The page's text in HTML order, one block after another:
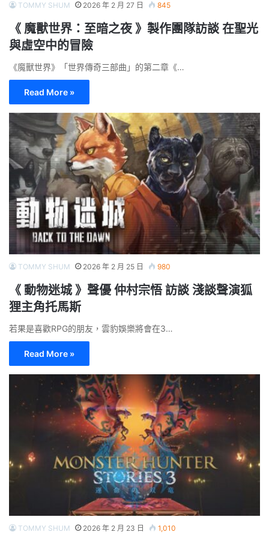
TOMMY SHUM 2026 年 2 月 27 日 845
《 魔獸世界：至暗之夜 》製作團隊訪談 在聖光
與虛空中的冒險
《魔獸世界》「世界傳奇三部曲」的第二章《…
Read More »
TOMMY SHUM 2026 年 2 月 25 日 980
《 動物迷城 》聲優 仲村宗悟 訪談 淺談聲演狐
狸主角托馬斯
若果是喜歡RPG的朋友，雲豹娛樂將會在3…
Read More »
TOMMY SHUM 2026 年 2 月 23 日 1,010